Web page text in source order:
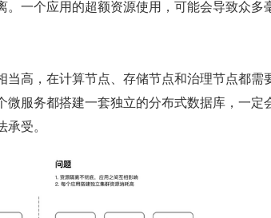
一个应用的超额资源使用，可能会导致众多
高，在计算节点、存储节点和治理节点都需
服务都搭建一套独立的分布式数据库，一定
受。